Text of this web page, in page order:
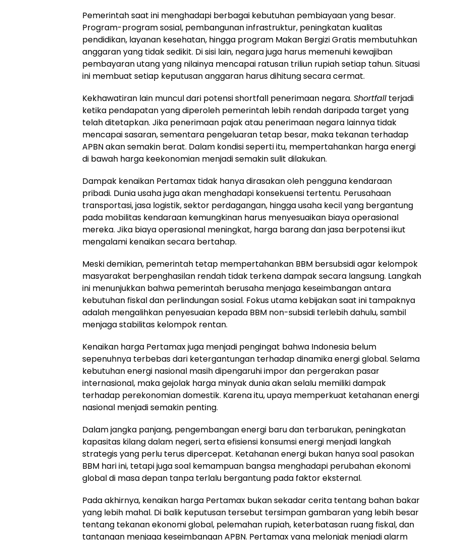
Pemerintah saat ini menghadapi berbagai kebutuhan pembiayaan yang besar.
Program-program sosial, pembangunan infrastruktur, peningkatan kualitas
pendidikan, layanan kesehatan, hingga program Makan Bergizi Gratis membutuhkan
anggaran yang tidak sedikit. Di sisi lain, negara juga harus memenuhi kewajiban
pembayaran utang yang nilainya mencapai ratusan triliun rupiah setiap tahun. Situasi
ini membuat setiap keputusan anggaran harus dihitung secara cermat.
Kekhawatiran lain muncul dari potensi shortfall penerimaan negara. Shortfall terjadi
ketika pendapatan yang diperoleh pemerintah lebih rendah daripada target yang
telah ditetapkan. Jika penerimaan pajak atau penerimaan negara lainnya tidak
mencapai sasaran, sementara pengeluaran tetap besar, maka tekanan terhadap
APBN akan semakin berat. Dalam kondisi seperti itu, mempertahankan harga energi
di bawah harga keekonomian menjadi semakin sulit dilakukan.
Dampak kenaikan Pertamax tidak hanya dirasakan oleh pengguna kendaraan
pribadi. Dunia usaha juga akan menghadapi konsekuensi tertentu. Perusahaan
transportasi, jasa logistik, sektor perdagangan, hingga usaha kecil yang bergantung
pada mobilitas kendaraan kemungkinan harus menyesuaikan biaya operasional
mereka. Jika biaya operasional meningkat, harga barang dan jasa berpotensi ikut
mengalami kenaikan secara bertahap.
Meski demikian, pemerintah tetap mempertahankan BBM bersubsidi agar kelompok
masyarakat berpenghasilan rendah tidak terkena dampak secara langsung. Langkah
ini menunjukkan bahwa pemerintah berusaha menjaga keseimbangan antara
kebutuhan fiskal dan perlindungan sosial. Fokus utama kebijakan saat ini tampaknya
adalah mengalihkan penyesuaian kepada BBM non-subsidi terlebih dahulu, sambil
menjaga stabilitas kelompok rentan.
Kenaikan harga Pertamax juga menjadi pengingat bahwa Indonesia belum
sepenuhnya terbebas dari ketergantungan terhadap dinamika energi global. Selama
kebutuhan energi nasional masih dipengaruhi impor dan pergerakan pasar
internasional, maka gejolak harga minyak dunia akan selalu memiliki dampak
terhadap perekonomian domestik. Karena itu, upaya memperkuat ketahanan energi
nasional menjadi semakin penting.
Dalam jangka panjang, pengembangan energi baru dan terbarukan, peningkatan
kapasitas kilang dalam negeri, serta efisiensi konsumsi energi menjadi langkah
strategis yang perlu terus dipercepat. Ketahanan energi bukan hanya soal pasokan
BBM hari ini, tetapi juga soal kemampuan bangsa menghadapi perubahan ekonomi
global di masa depan tanpa terlalu bergantung pada faktor eksternal.
Pada akhirnya, kenaikan harga Pertamax bukan sekadar cerita tentang bahan bakar
yang lebih mahal. Di balik keputusan tersebut tersimpan gambaran yang lebih besar
tentang tekanan ekonomi global, pelemahan rupiah, keterbatasan ruang fiskal, dan
tantangan menjaga keseimbangan APBN. Pertamax yang melonjak menjadi alarm